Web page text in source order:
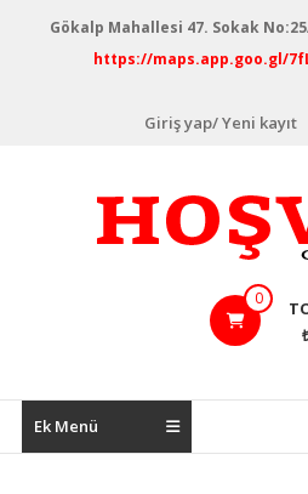
Gökalp Mahallesi 47. Sokak
https://maps.app.goo.gl/
Giriş yap/ Yeni kayıt
hosveronline.com
0
Ek Menü